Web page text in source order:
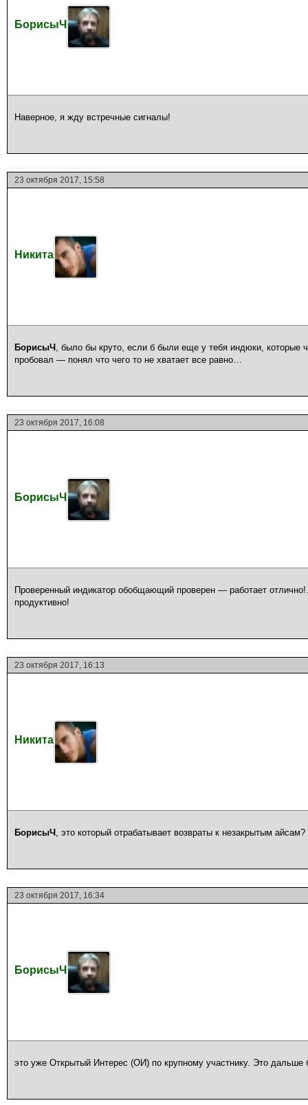
БорисыЧ
Наверное, я жду встречные сигналы!
23 октября 2017, 15:58
Никита
БорисыЧ , было бы круто, если б были еще у тебя индюки, которые
пробовал — понял что чего то не хватает все равно…
23 октября 2017, 16:08
БорисыЧ
Проверенный индикатор обобщающий проверен — работает
продуктивно!
23 октября 2017, 16:13
Никита
БорисыЧ , это который отрабатывает возвраты к незакрытым айсам?
23 октября 2017, 16:34
БорисыЧ
это уже Открытый Интерес (ОИ) по крупному участнику. Это дальше